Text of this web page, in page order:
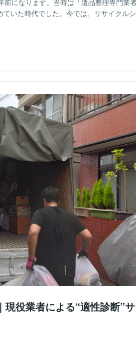
いた時代でした。今では、リサイクル
役業者による“適性診断”